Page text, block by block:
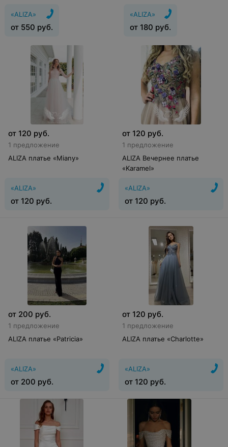
«ALIZA»
от 550 руб.
«ALIZA»
от 180 руб.
от 120 руб.
1 предложение
ALIZA платье «Miany»
«ALIZA»
от 120 руб.
от 120 руб.
1 предложение
ALIZA Вечернее платье
«Karamel»
«ALIZA»
от 120 руб.
от 200 руб.
1 предложение
ALIZA платье «Patricia»
«ALIZA»
от 200 руб.
от 120 руб.
1 предложение
ALIZA платье «Charlotte»
«ALIZA»
от 120 руб.